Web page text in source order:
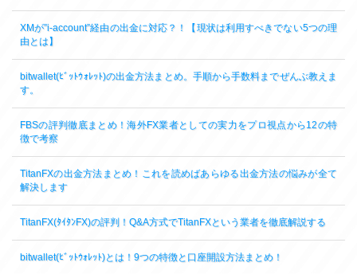
XMが”i-account”経由の出金に対応？！【現状は利用すべきでない5つの理
由とは】
bitwallet(ﾋﾞｯﾄｳｫﾚｯﾄ)の出金方法まとめ。手順から手数料までぜんぶ教えま
す。
FBSの評判徹底まとめ！海外FX業者としての実力をプロ視点から12の特
徴で考察
TitanFXの出金方法まとめ！これを読めばあらゆる出金方法の悩みが全て
解決します
TitanFX(ﾀｲﾀﾝFX)の評判！Q&A方式でTitanFXという業者を徹底解説する
bitwallet(ﾋﾞｯﾄｳｫﾚｯﾄ)とは！9つの特徴と口座開設方法まとめ！